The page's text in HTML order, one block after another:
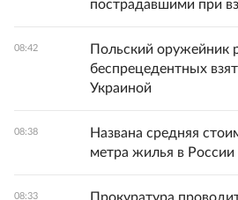
пострадавшими при
08:42
Польский оружейник
беспрецедентных
Украиной
08:38
Названа средняя
метра жилья в России
08:33